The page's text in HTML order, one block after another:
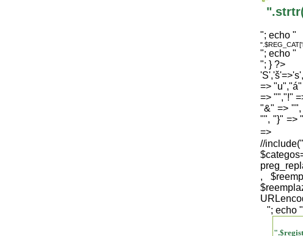
"; echo "
"; echo "
"; } ?>
=>
=> "","!"
"&" =>
"", "}" =>
=>
//
,
"; echo "